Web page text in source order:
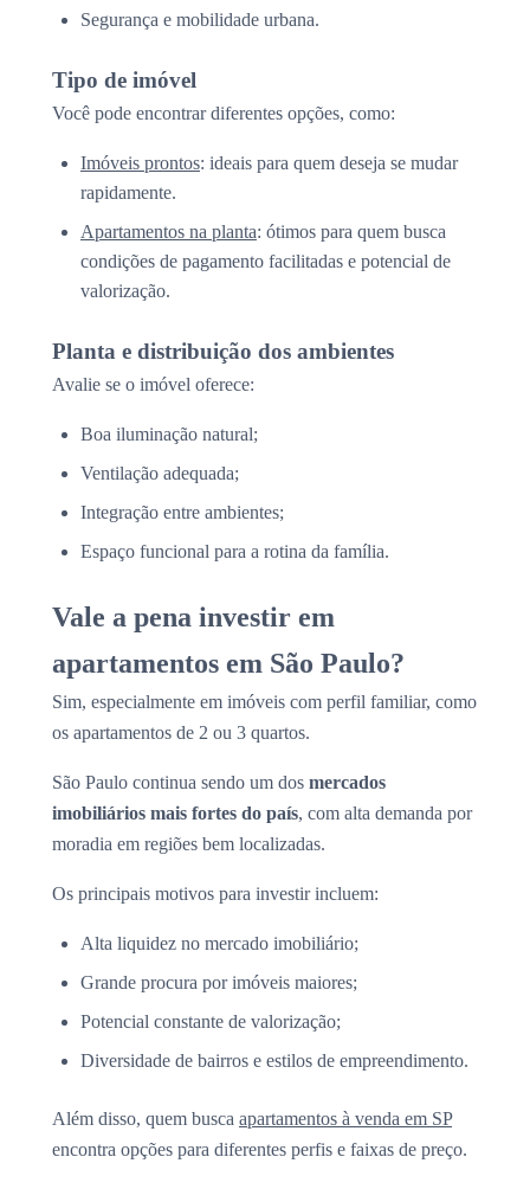
Segurança e mobilidade urbana.
Tipo de imóvel
Você pode encontrar diferentes opções, como:
Imóveis prontos: ideais para quem deseja se mudar
rapidamente.
Apartamentos na planta: ótimos para quem busca
condições de pagamento facilitadas e potencial de
valorização.
Planta e distribuição dos ambientes
Avalie se o imóvel oferece:
Boa iluminação natural;
Ventilação adequada;
Integração entre ambientes;
Espaço funcional para a rotina da família.
Vale a pena investir em
apartamentos em São Paulo?
Sim, especialmente em imóveis com perfil familiar, como
os apartamentos de 2 ou 3 quartos.
São Paulo continua sendo um dos mercados
imobiliários mais fortes do país, com alta demanda por
moradia em regiões bem localizadas.
Os principais motivos para investir incluem:
Alta liquidez no mercado imobiliário;
Grande procura por imóveis maiores;
Potencial constante de valorização;
Diversidade de bairros e estilos de empreendimento.
Além disso, quem busca apartamentos à venda em SP
encontra opções para diferentes perfis e faixas de preço.